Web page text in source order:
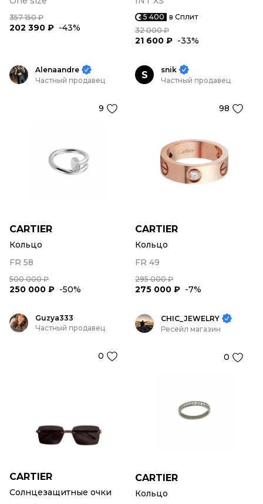
357 150 ₽
202 390 ₽ -43%
5 400 в Сплит
32 000 ₽
21 600 ₽ -33%
Alenaandre
Частный продавец
9
CARTIER
Кольцо
FR 58
500 000 ₽
250 000 ₽ -50%
S
snik
Частный продавец
98
CARTIER
Кольцо
FR 49
295 000 ₽
275 000 ₽ -7%
Guzya333
Частный продавец
0
CARTIER
Солнцезащитные очки
CHIC_JEWELRY
Ресейл магазин
0
CARTIER
Кольцо